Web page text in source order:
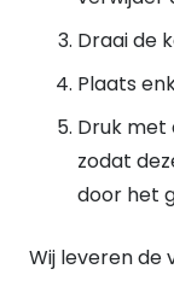
Draai de
Plaats
Druk met
zodat
door het
Wij leveren de